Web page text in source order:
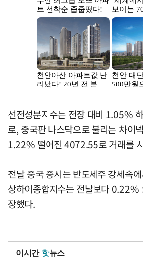
선전성분지수는 전장 대비 1.05%
로, 중국판 나스닥으로 불리는 차이
1.22% 떨어진 4072.55로 거래를
전날 중국 증시는 반도체주 강세속
상하이종합지수는 전날보다
장했다.
이시간 핫뉴스